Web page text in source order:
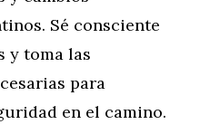
Sé consciente
y toma las
para
en el camino.